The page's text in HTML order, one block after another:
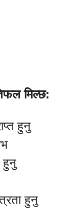
मिल्छ:
हुनु
हुनु
हुनु